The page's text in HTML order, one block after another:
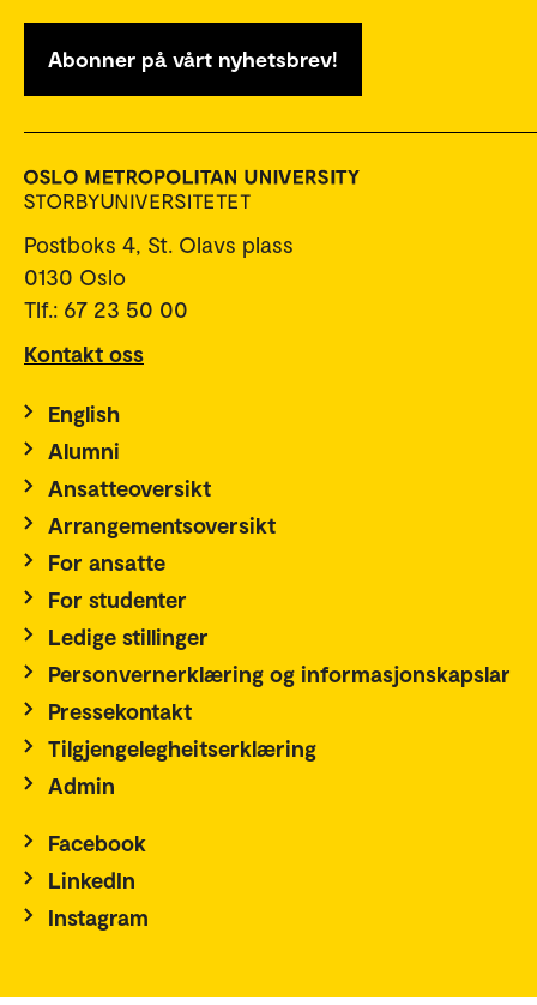
Abonner på vårt nyhetsbrev!
Postboks 4, St. Olavs plass
0130 Oslo
Tlf.: 67 23 50 00
Kontakt oss
English
Alumni
Ansatteoversikt
Arrangementsoversikt
For ansatte
For studenter
Ledige stillinger
Personvernerklæring og informasjonskapslar
Pressekontakt
Tilgjengelegheitserklæring
Admin
Facebook
LinkedIn
Instagram